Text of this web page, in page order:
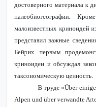
достоверного материала к
палеобиогеографии.
малоизвестных криноидей
представил важные
Бейрих первым
криноидеи и обсуждал
таксономическую ценность.
В труде «Über einige
Alpen und über verwandte